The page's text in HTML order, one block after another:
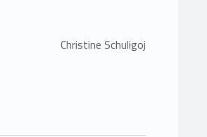
Christine Schuligoj